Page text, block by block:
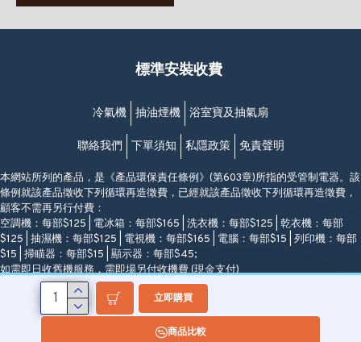
立即購買
商品比較
(堅尼地城地鐵站B出口)
(10:00am-20:30pm)
營業時間:
香港香港仔成都道20-28號
(黃竹坑地鐵站轉4M專線小巴)
標準安裝收費
冷氣機 抽油煙機 浴室寶及抽氣扇
聯絡我們 下單須知 私隱政策 免責聲明
本網站所列的產品，是《產品環保責任條例》(第603章)所指的受管制電器。該
條例就該產品徵收下列循環再造徵費，已經就該產品徵收下列循環再造徵費，
顧客不需再另行付費：
空調機：每部$125 | 電冰箱：每部$165 | 洗衣機：每部$125 | 乾衣機：每部
$125 | 抽濕機：每部$125 | 電視機：每部$165 | 電腦：每部$15 | 列印機：每部
$15 | 掃瞄器：每部$15 | 顯示器：每部$45;
如需即日收舊機服務，需即場另付收機費 (現金支付)
Copyright ©Modern Denki, All Rights Reserved